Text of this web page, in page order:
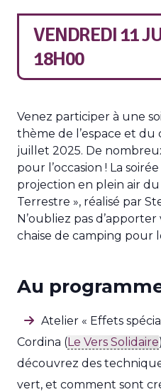
VENDREDI 11
18H00
Venez participer à une
thème de l’espace et du
juillet 2025. De
pour l’occasion ! La
projection en plein air du
Terrestre », réalisé par
N’oubliez pas
chaise de camping pour
Au
Atelier « Effets
Cordina (Le Vers Solidaire
découvrez des
vert, et comment sont